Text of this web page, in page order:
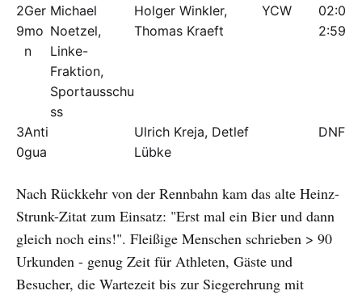
2
9
Ger
mo
n
Michael
Noetzel,
Linke-
Fraktion,
Sportausschu
ss
Holger Winkler,
Thomas Kraeft
YCW
02:0
2:59
3
0
Anti
gua
Ulrich Kreja, Detlef
Lübke
DNF
Nach Rückkehr von der Rennbahn kam das alte Heinz-
Strunk-Zitat zum Einsatz: "Erst mal ein Bier und dann
gleich noch eins!". Fleißige Menschen schrieben > 90
Urkunden - genug Zeit für Athleten, Gäste und
Besucher, die Wartezeit bis zur Siegerehrung mit